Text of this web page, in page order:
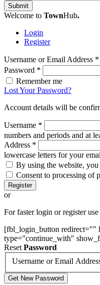
Submit
Welcome to TownHub.
Login
Register
Username or Email Address *
Password *
Remember me
Lost Your Password?
Account details will be
Username *
numbers and periods and at
Address *
lowercase letters for your
By using the website,
Consent to processing of
Register
or
For faster login or register
[fbl_login_button redirect=""
type="continue_with"
Reset Password
Username or Email
Get New Password